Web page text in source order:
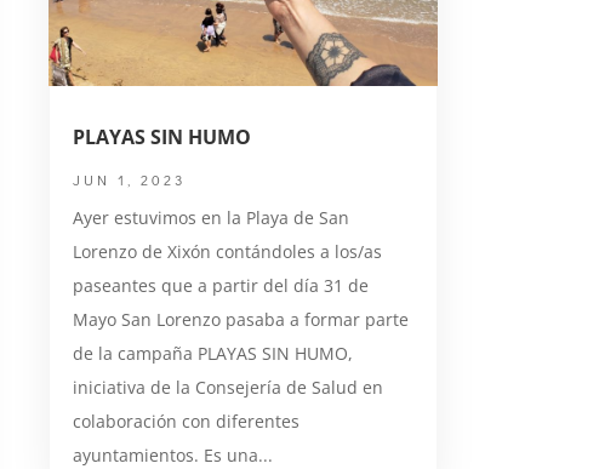
PLAYAS SIN HUMO
JUN 1, 2023
Ayer estuvimos en la Playa de San
Lorenzo de Xixón contándoles a los/as
paseantes que a partir del día 31 de
Mayo San Lorenzo pasaba a formar parte
de la campaña PLAYAS SIN HUMO,
iniciativa de la Consejería de Salud en
colaboración con diferentes
ayuntamientos. Es una...